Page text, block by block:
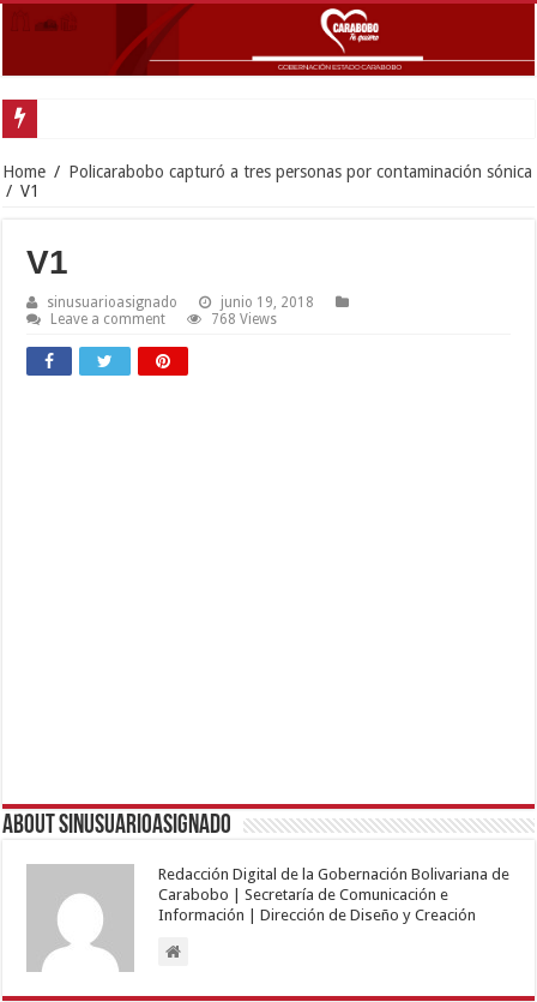
Home / Policarabobo capturó a tres personas por contaminación sónica
/ V1
V1
sinusuarioasignado
junio 19, 2018
Leave a comment
768 Views
About sinusuarioasignado
Redacción Digital de la Gobernación Bolivariana de
Carabobo | Secretaría de Comunicación e
Información | Dirección de Diseño y Creación